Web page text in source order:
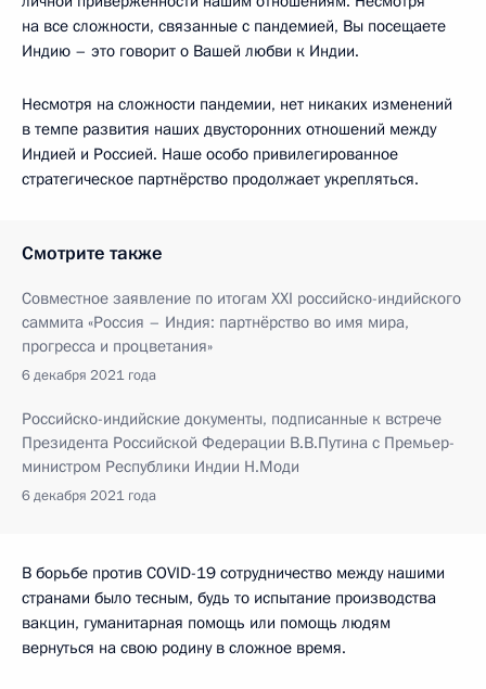
на все сложности, связанные с пандемией, Вы посещаете
Индию – это говорит о Вашей любви к Индии.
Несмотря на сложности пандемии, нет никаких изменений
в темпе развития наших двусторонних отношений между
Индией и Россией. Наше особо привилегированное
стратегическое партнёрство продолжает укрепляться.
Смотрите также
Совместное заявление по итогам XXI российско-индийского
саммита «Россия – Индия: партнёрство во имя мира,
прогресса и процветания»
6 декабря 2021 года
Российско-индийские документы, подписанные к встрече
Президента Российской Федерации В.В.Путина с Премьер-
министром Республики Индии Н.Моди
6 декабря 2021 года
В борьбе против COVID-19 сотрудничество между нашими
странами было тесным, будь то испытание производства
вакцин, гуманитарная помощь или помощь людям
вернуться на свою родину в сложное время.